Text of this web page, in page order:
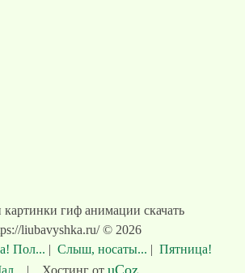
гиф анимации скачать
liubavyshka.ru/ © 2026
Пол... | Слыш, носаты... | Пятница!
| Хостинг от uCoz